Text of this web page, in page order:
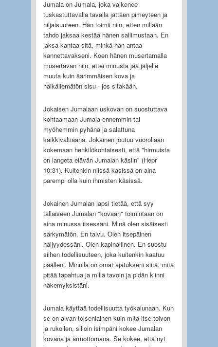
Jumala on Jumala, joka vaikenee
tuskastuttavalla tavalla jättäen pimeyteen ja
hiljaisuuteen. Hän toimii niin, etten millään
tahdo jaksaa kestää hänen sallimustaan. En
jaksa kantaa sitä, minkä hän antaa
kannettavakseni. Koen hänen musertamalla
musertavan niin, ettei minusta jää jäljelle
muuta kuin äärimmäisen kova ja
häikäilemätön sisu - jos sitäkään.
Jokaisen Jumalaan uskovan on suostuttava
kohtaamaan Jumala ennemmin tai
myöhemmin pyhänä ja salattuna
kaikkivaltiaana. Jokainen joutuu vuorollaan
kokemaan henkilökohtaisesti, että "hirmuista
on langeta elävän Jumalan käsiin" (Hepr
10:31). Kuitenkin niissä käsissä on aina
parempi olla kuin ihmisten käsissä.
Jokainen Jumalan lapsi tietää, että syy
tällaiseen Jumalan "kovaan" toimintaan on
aina minussa itsessäni. Minä olen sisäisesti
särkymätön. En taivu. Olen itsepäinen
häijyydessäni. Olen kapinallinen. En suostu
siihen todellisuuteen, joka kuitenkin kaatuu
päälleni. Minulla on omat ajatukseni siitä, mitä
pitää tapahtua ja millä tavoin ja pidän kiinni
näkemyksistäni.
Jumala käyttää todellisuutta työkalunaan. Kun
se on aivan toisenlainen kuin mitä itse toivon
ja rukoilen, silloin isimpäni kokee Jumalan
kovana ja armottomana. Se kokee, että nyt